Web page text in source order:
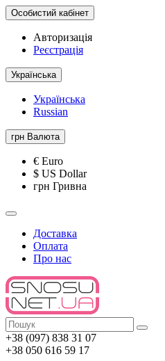
Особистий кабінет
Авторизація
Реєстрація
Українська
Українська
Russian
грн Валюта
€ Euro
$ US Dollar
грн Гривна
Доставка
Оплата
Про нас
+38 (097) 838 31 07
+38 050 616 59 17